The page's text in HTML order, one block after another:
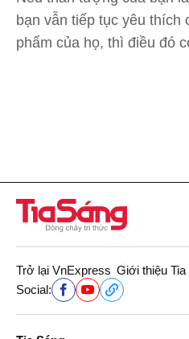
bạn vẫn tiếp tục yêu thích
phẩm của họ, thì điều đó
Trở lại VnExpress Giới thiệu Tia
Social: